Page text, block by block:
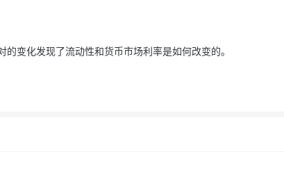
变化发现了流动性和货币市场利率是如何改变的。